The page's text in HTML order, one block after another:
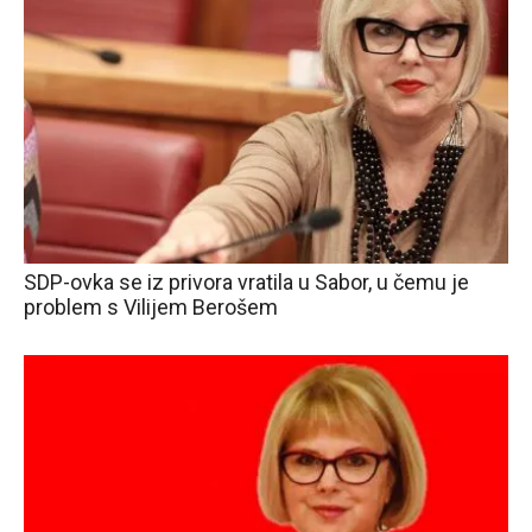
SDP-ovka se iz privora vratila u Sabor, u čemu je
problem s Vilijem Berošem